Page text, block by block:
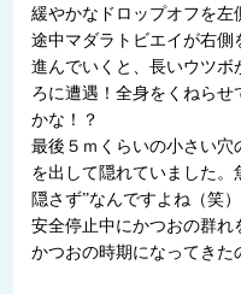
緩やかなドロップオフを左
途中マダラトビエイが右側
進んでいくと、長いウツボ
ろに遭遇！全身をくねら
かな！？
最後５ｍくらいの小さい穴
を出して隠れていました。
隠さず”なんですよね（笑）
安全停止中にかつおの群れ
かつおの時期になってきた